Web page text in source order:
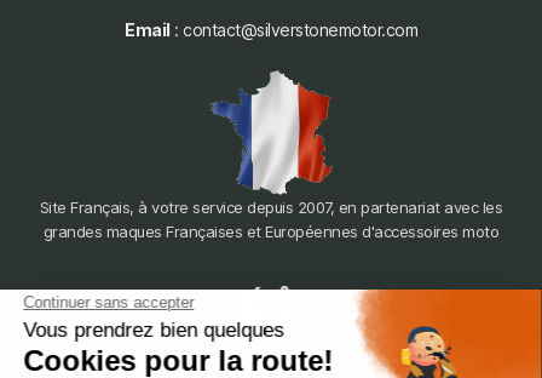
Email : contact@silverstonemotor.com
Site Français, à votre service depuis 2007, en partenariat avec les
grandes maques Françaises et Européennes d'accessoires moto